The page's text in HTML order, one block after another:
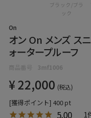
ブラック/ブラ
ック
On
オン On メンズ ス
ォータープルーフ
商品番号 3mf1006
¥22,000 税込
[獲得ポイント] 400 pt
5.00 1